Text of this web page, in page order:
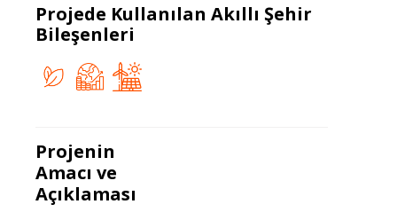
Projede Kullanılan Akıllı Şehir
Bileşenleri
Projenin
Amacı ve
Açıklaması